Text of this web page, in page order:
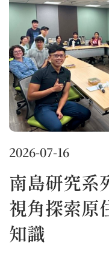
2026-07-16
南島研究
視角探索原
知識